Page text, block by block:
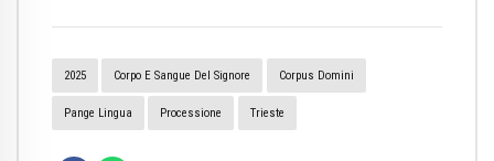
2025 Corpo E Sangue Del Signore Corpus Domini
Pange Lingua Processione Trieste